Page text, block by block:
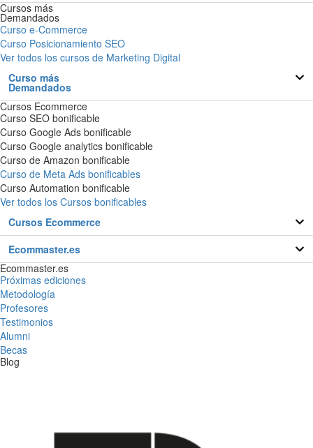
Cursos más
Demandados
Curso e-Commerce
Curso Posicionamiento SEO
Ver todos los cursos de Marketing Digital
Curso más
Demandados
Cursos Ecommerce
Curso SEO bonificable
Curso Google Ads bonificable
Curso Google analytics bonificable
Curso de Amazon bonificable
Curso de Meta Ads bonificables
Curso Automation bonificable
Ver todos los Cursos bonificables
Cursos Ecommerce
Ecommaster.es
Ecommaster.es
Próximas ediciones
Metodología
Profesores
Testimonios
Alumni
Becas
Blog